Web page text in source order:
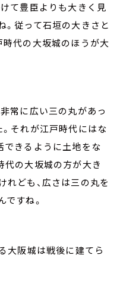
て豊臣よりも大きく見
。従って石垣の大きさと
時代の大坂城のほうが大
常に広い三の丸があっ
それが江戸時代にはな
できるように土地をな
代の大坂城の方が大き
れども、広さは三の丸を
すね。
大阪城は戦後に建てら